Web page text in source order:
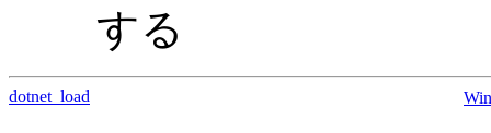
する
dotnet_load